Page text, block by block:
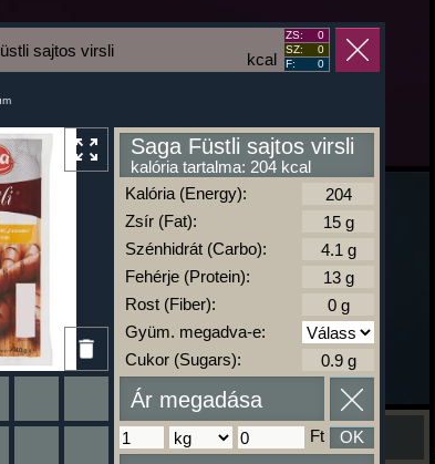
kcal
sajtos virsli
ZS:
0
SZ:
0
F:
0
Saga Füstli sajtos virsli
kalória tartalma: 204 kcal
Kalória (Energy):
Zsír (Fat):
Szénhidrát (Carbo):
Fehérje (Protein):
Rost (Fiber):
Gyüm. megadva-e:
Cukor (Sugars):
Ár megadása
Ft OK